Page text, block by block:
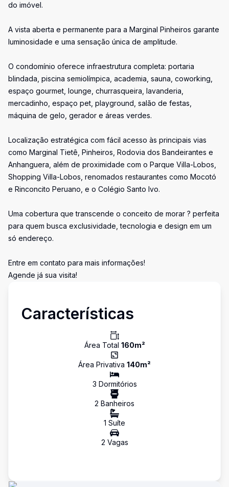
do imóvel.
A vista aberta e permanente para a Marginal Pinheiros garante
luminosidade e uma sensação única de amplitude.
O condomínio oferece infraestrutura completa: portaria
blindada, piscina semiolímpica, academia, sauna, coworking,
espaço gourmet, lounge, churrasqueira, lavanderia,
mercadinho, espaço pet, playground, salão de festas,
máquina de gelo, gerador e áreas verdes.
Localização estratégica com fácil acesso às principais vias
como Marginal Tietê, Pinheiros, Rodovia dos Bandeirantes e
Anhanguera, além de proximidade com o Parque Villa-Lobos,
Shopping Villa-Lobos, renomados restaurantes como Mocotó
e Rinconcito Peruano, e o Colégio Santo Ivo.
Uma cobertura que transcende o conceito de morar ? perfeita
para quem busca exclusividade, tecnologia e design em um
só endereço.
Entre em contato para mais informações!
Agende já sua visita!
Características
Área Total 160m²
Área Privativa 140m²
3 Dormitórios
2 Banheiros
1 Suíte
2 Vagas